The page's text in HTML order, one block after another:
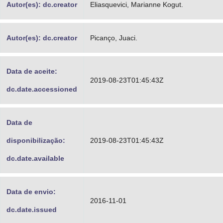
Autor(es): dc.creator Eliasquevici, Marianne Kogut.
Autor(es): dc.creator Picanço, Juaci.
Data de aceite:
dc.date.accessioned
2019-08-23T01:45:43Z
Data de
disponibilização:
dc.date.available
2019-08-23T01:45:43Z
Data de envio:
dc.date.issued
2016-11-01